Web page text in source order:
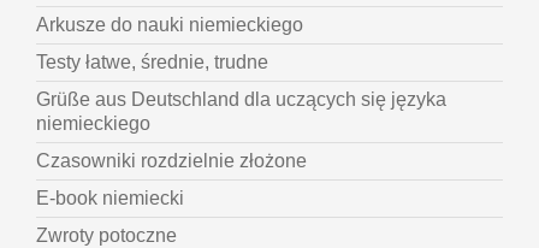
Arkusze do nauki niemieckiego
Testy łatwe, średnie, trudne
Grüße aus Deutschland dla uczących się języka
niemieckiego
Czasowniki rozdzielnie złożone
E-book niemiecki
Zwroty potoczne